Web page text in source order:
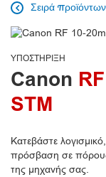
Σειρά προϊόντων

ΥΠΟΣΤΉΡΙΞΗ
Canon
STM
Κατεβάστε
πρόσβαση σε
της μηχανής σας.